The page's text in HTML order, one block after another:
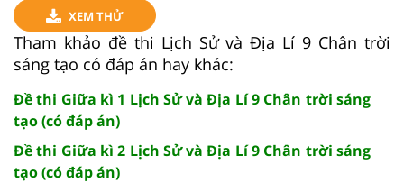
XEM THỬ
Tham khảo đề thi Lịch Sử và Địa Lí 9 Chân trời
sáng tạo có đáp án hay khác:
Đề thi Giữa kì 1 Lịch Sử và Địa Lí 9 Chân trời sáng
tạo (có đáp án)
Đề thi Giữa kì 2 Lịch Sử và Địa Lí 9 Chân trời sáng
tạo (có đáp án)